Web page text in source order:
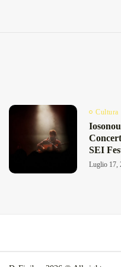
Cultura
SEI
Luglio 17,